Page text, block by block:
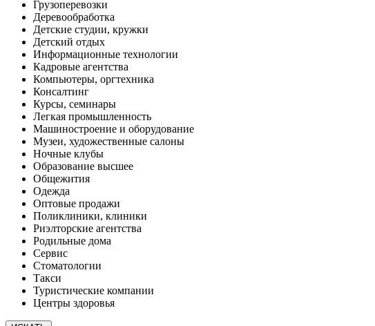
Грузоперевозки
Деревообработка
Детские студии, кружки
Детский отдых
Информационные технологии
Кадровые агентства
Компьютеры, оргтехника
Консалтинг
Курсы, семинары
Легкая промышленность
Машиностроение и оборудование
Музеи, художественные салоны
Ночные клубы
Образование высшее
Общежития
Одежда
Оптовые продажи
Поликлиники, клиники
Риэлторские агентства
Родильные дома
Сервис
Стоматологии
Такси
Туристические компании
Центры здоровья